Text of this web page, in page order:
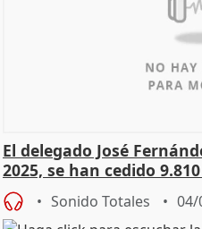
El delegado José
2025, se han cedido
Sonido Totales 04/